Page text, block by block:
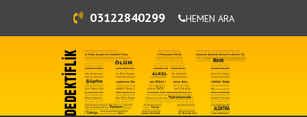
03122840299 HEMEN ARA